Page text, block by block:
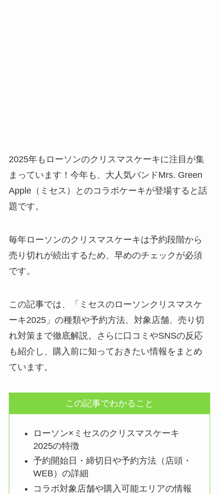
2025年もローソンのクリスマスケーキに注目が集
まっています！今年も、大人気バンドMrs. Green
Apple（ミセス）とのコラボケーキが登場すると話
題です。
毎年ローソンのクリスマスケーキは予約段階から
売り切れが続出するため、早めのチェックが必須
です。
この記事では、「ミセスのローソンクリスマスケ
ーキ2025」の種類や予約方法、対象店舗、売り切
れ対策まで徹底解説。さらに口コミやSNSの反応
も紹介し、購入前に知っておきたい情報をまとめ
ています。
この記事でわかること
ローソン×ミセスのクリスマスケーキ
2025の特徴
予約開始日・締切日や予約方法（店頭・
WEB）の詳細
コラボ対象店舗や購入可能エリアの情報